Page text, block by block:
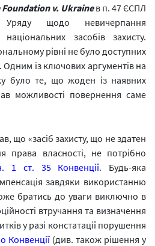
v. Ukraineв п. 47 ЄСПЛ
Уряду щодо невичерпання
національних засобів захисту.
рівні не було доступних
Одним із ключових аргументів на
було те, що жоден із наявних
можливості повернення саме
що «засіб захисту, що не здатен
права власності, не потрібно
1 ст. 35 Конвенції. Будь-яка
завдяки використанню
братись до уваги виключно в
втручання та визначення
у разі констатації порушення
Конвенції (див. також рішення у